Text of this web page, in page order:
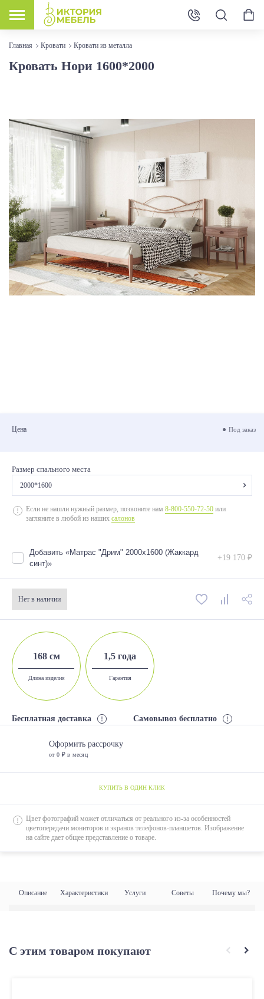
Главная Кровати Кровати из металла
Кровать Нори 1600*2000
Описание Характеристики Услуги Советы Почему мы?
Цена Под заказ
Размер спального места
2000*1600
2000*1400
Если не нашли нужный размер, позвоните нам 8-800-550-72-50 или
загляните в любой из наших салонов
Добавить «Матрас "Дрим" 2000х1600 (Жаккард
синт)»
+19 170 ₽
Нет в наличии
168 см
Длина изделия
1,5 года
Гарантия
Бесплатная доставка Самовывоз бесплатно
Оформить рассрочку
от 0 ₽ в месяц
КУПИТЬ В ОДИН КЛИК
Цвет фотографий может отличаться от реального из-за особенностей
цветопередачи мониторов и экранов телефонов-планшетов. Изображение
на сайте дает общее представление о товаре.
С этим товаром покупают